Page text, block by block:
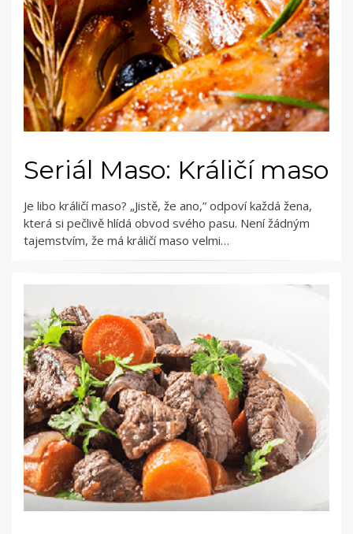
Seriál Maso: Králičí maso
Je libo králičí maso? „Jistě, že ano,” odpoví každá žena,
která si pečlivě hlídá obvod svého pasu. Není žádným
tajemstvím, že má králičí maso velmi…